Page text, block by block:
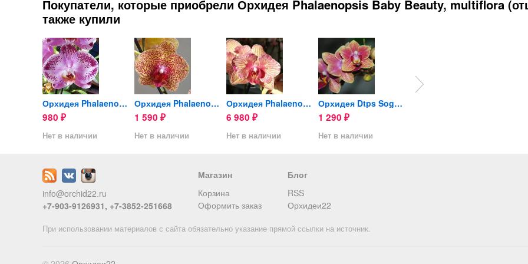
Покупатели, которые приобрели Орхидея Phalaenopsis Baby Beauty, multiflora
также купили
Орхидея Phalaenopsis Jubao...
980 ₽
Нет в наличии
Орхидея Phalaenopsis Dazzle
1 590 ₽
Нет в наличии
Орхидея Phalaenopsis...
6 980 ₽
Нет в наличии
Орхидея Dtps Sogo Gotris,...
1 290 ₽
Нет в наличии
info@orchid22.ru
+7-903-9126931, +7-3852-251668
Магазин
Корзина
Оформить заказ
Блог
RSS
Орхидеи22
При использовании материалов с сайта обязательно указание прямой ссылки на источник.